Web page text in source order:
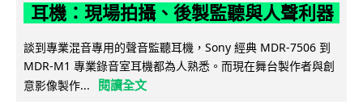
耳機：現場拍攝、後製監聽與人聲利器
談到專業混音專用的聲音監聽耳機，Sony 經典 MDR-7506 到
MDR-M1 專業錄音室耳機都為人熟悉。而現在舞台製作者與創
意影像製作...
閱讀全文